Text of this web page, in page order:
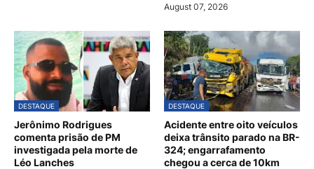
August 07, 2026
DESTAQUE
Jerônimo Rodrigues
comenta prisão de PM
investigada pela morte de
Léo Lanches
DESTAQUE
Acidente entre oito veículos
deixa trânsito parado na BR-
324; engarrafamento
chegou a cerca de 10km